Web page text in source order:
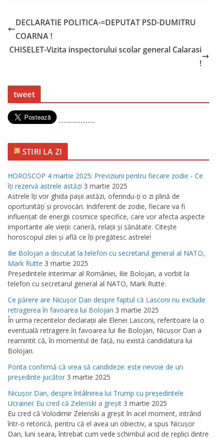
DECLARATIE POLITICA-=DEPUTAT PSD-DUMITRU
COARNA !
CHISELET-Vizita inspectorului scolar general Calarasi
!
tweet
---------------
STIRI LA ZI
HOROSCOP 4 martie 2025: Previziuni pentru fiecare zodie - Ce
îţi rezervă astrele astăzi 3 martie 2025
Astrele îţi vor ghida paşii astăzi, oferindu-ţi o zi plină de
oportunităţi şi provocări. Indiferent de zodie, fiecare va fi
influenţat de energii cosmice specifice, care vor afecta aspecte
importante ale vieţii: carieră, relaţii şi sănătate. Citeşte
horoscopul zilei şi află ce îţi pregătesc astrele!
Ilie Bolojan a discutat la telefon cu secretarul general al NATO,
Mark Rutte 3 martie 2025
Preşedintele interimar al României, Ilie Bolojan, a vorbit la
telefon cu secretarul general al NATO, Mark Rutte.
Ce părere are Nicuşor Dan despre faptul că Lasconi nu exclude
retragerea în favoarea lui Bolojan 3 martie 2025
În urma recentelor declaraţii ale Elenei Lasconi, referitoare la o
eventuală retragere în favoarea lui Ilie Bolojan, Nicuşor Dan a
reamintit că, în momentul de faţă, nu există candidatura lui
Bolojan.
Ponta confirmă că vrea să candideze: este nevoie de un
preşedinte jucător 3 martie 2025
Nicuşor Dan, despre întâlnirea lui Trump cu preşedintele
Ucrainei: Eu cred că Zelenski a greşit 3 martie 2025
Eu cred că Volodimir Zelenski a greşit în acel moment, intrând
într-o retorică, pentru că el avea un obiectiv, a spus Nicuşor
Dan, luni seara, întrebat cum vede schimbul acid de replici dintre